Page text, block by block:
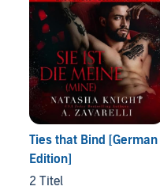
Ties that Bind [German
Edition]
2 Titel